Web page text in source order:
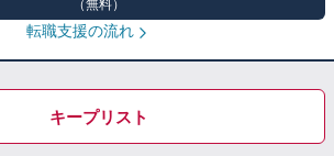
（無料）
転職支援の流れ
キープリスト